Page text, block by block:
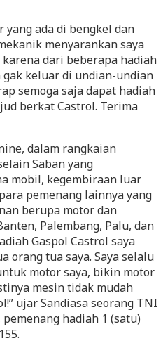
ada di bengkel dan
menyarankan saya
dari beberapa hadiah
gak keluar di undian-undian
semoga saja dapat hadiah
berkat Castrol. Terima
dalam rangkaian
Saban yang
mobil, kegembiraan luar
pemenang lainnya yang
berupa motor dan
Palembang, Palu, dan
Gaspol Castrol saya
orang tua saya. Saya selalu
motor saya, bikin motor
mesin tidak mudah
ujar Sandiasa seorang TNI
hadiah 1 (satu)